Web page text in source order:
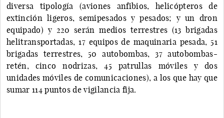
diversa tipología (aviones anfibios, helicópteros de
extinción ligeros, semipesados y pesados; y un dron
equipado) y 220 serán medios terrestres (13 brigadas
helitransportadas, 17 equipos de maquinaria pesada, 51
brigadas terrestres, 50 autobombas, 37 autobombas-
retén, cinco nodrizas, 45 patrullas móviles y dos
unidades móviles de comunicaciones), a los que hay que
sumar 114 puntos de vigilancia fija.